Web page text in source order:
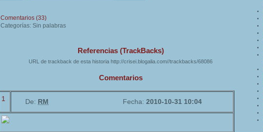
Comentarios (33)
Categorías: Sin palabras
Referencias (TrackBacks)
URL de trackback de esta historia http://crisei.blogalia.com//trackbacks/68086
Comentarios
1 De: RM Fecha: 2010-10-31 10:04